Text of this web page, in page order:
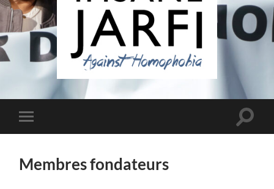
Fondation
Ihsane
Jarfi
Toggle
mobile
Toggle
Membres fondateurs